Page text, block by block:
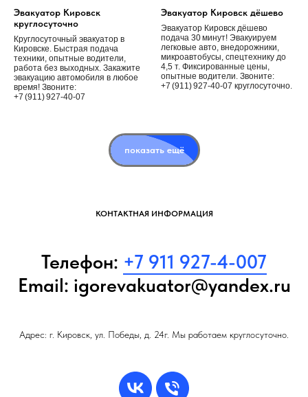
Эвакуатор Кировск
круглосуточно
Круглосуточный эвакуатор в
Кировске. Быстрая подача
техники, опытные водители,
работа без выходных. Закажите
эвакуацию автомобиля в любое
время! Звоните:
+7 (911) 927‑40‑07
Эвакуатор Кировск дёшево
Эвакуатор Кировск дёшево
подача 30 минут! Эвакуируем
легковые авто, внедорожники,
микроавтобусы, спецтехнику до
4,5 т. Фиксированные цены,
опытные водители. Звоните:
+7 (911) 927‑40‑07 круглосуточно.
показать ещё
КОНТАКТНАЯ ИНФОРМАЦИЯ
Телефон: +7 911 927-4-007
Email: igorevakuator@yandex.ru
Адрес: г. Кировск, ул. Победы, д. 24г. Мы работаем круглосуточно.